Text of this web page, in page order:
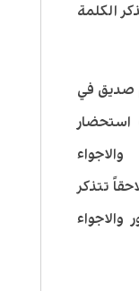
الكلمة
صديق في
استحضار
تتذكر